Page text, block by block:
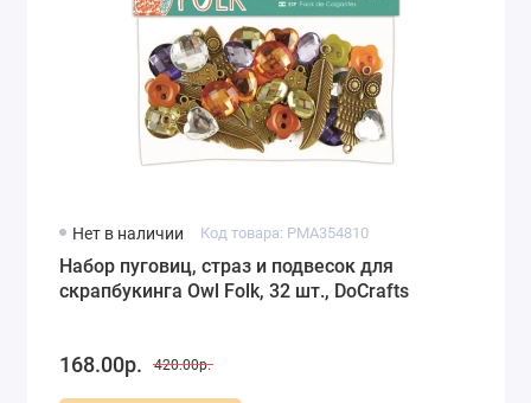
Нет в наличии Код товара: PMA354810
Набор пуговиц, страз и подвесок для
скрапбукинга Owl Folk, 32 шт., DoCrafts
168.00р. 420.00р.